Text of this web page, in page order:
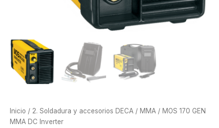
Inicio / 2. Soldadura y accesorios DECA / MMA / MOS 170 GEN
MMA DC Inverter